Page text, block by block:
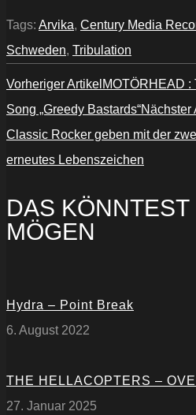
Tags: Arvika, Century Media
Schweden, Tribulation
Vorheriger Artikel MOTÖRHEAD :
Song „Greedy Bastards“Nächster
Classic Rocker geben mit der
erneutes Lebenszeichen
DAS KÖNNTEST
MÖGEN
Hydra – Point Break
6. August 2022
THE HELLACOPTERS –
27. Januar 2025